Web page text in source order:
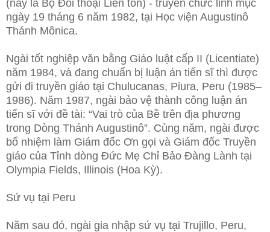
(nay là Bộ Đối thoại Liên tôn) - truyền chức linh mục
ngày 19 tháng 6 năm 1982, tại Học viện Augustinô
Thánh Mônica.
Ngài tốt nghiệp văn bằng Giáo luật cấp II (Licentiate)
năm 1984, và đang chuẩn bị luận án tiến sĩ thì được
gửi đi truyền giáo tại Chulucanas, Piura, Peru (1985–
1986). Năm 1987, ngài bảo vệ thành công luận án
tiến sĩ với đề tài: “Vai trò của Bề trên địa phương
trong Dòng Thánh Augustinô”. Cùng năm, ngài được
bổ nhiệm làm Giám đốc Ơn gọi và Giám đốc Truyền
giáo của Tỉnh dòng Đức Mẹ Chỉ Bảo Đàng Lành tại
Olympia Fields, Illinois (Hoa Kỳ).
Sứ vụ tại Peru
Năm sau đó, ngài gia nhập sứ vụ tại Trujillo, Peru,